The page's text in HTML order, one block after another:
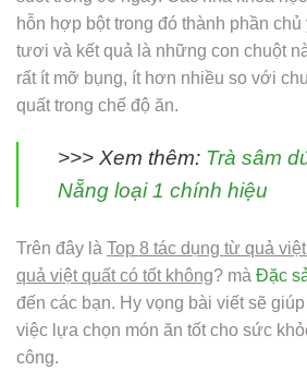
hỗn hợp bột trong đó thành phần
tươi và kết quả là những con chuột
rất ít mỡ bụng, ít hơn nhiều so với
quất trong chế độ ăn.
>>> Xem thêm: Trà sâm
Nẵng loại 1 chính hiệu
Trên đây là Top 8 tác dụng từ quả
quả việt quất có tốt không? mà Đặc
đến các bạn. Hy vọng bài viết sẽ
việc lựa chọn món ăn tốt cho sức
công.